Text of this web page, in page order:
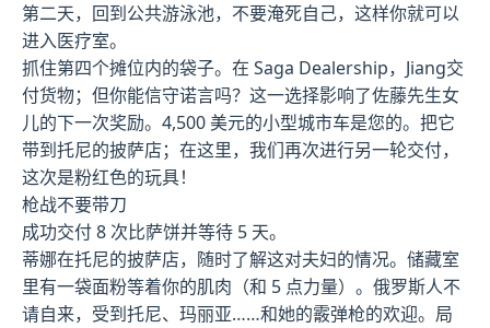
第二天，回到公共游泳池，不要淹死自己，这样你就可以
进入医疗室。
抓住第四个摊位内的袋子。在 Saga Dealership，Jiang交
付货物；但你能信守诺言吗？这一选择影响了佐藤先生女
儿的下一次奖励。4,500 美元的小型城市车是您的。把它
带到托尼的披萨店；在这里，我们再次进行另一轮交付，
这次是粉红色的玩具！
枪战不要带刀
成功交付 8 次比萨饼并等待 5 天。
蒂娜在托尼的披萨店，随时了解这对夫妇的情况。储藏室
里有一袋面粉等着你的肌肉（和 5 点力量）。俄罗斯人不
请自来，受到托尼、玛丽亚……和她的霰弹枪的欢迎。局